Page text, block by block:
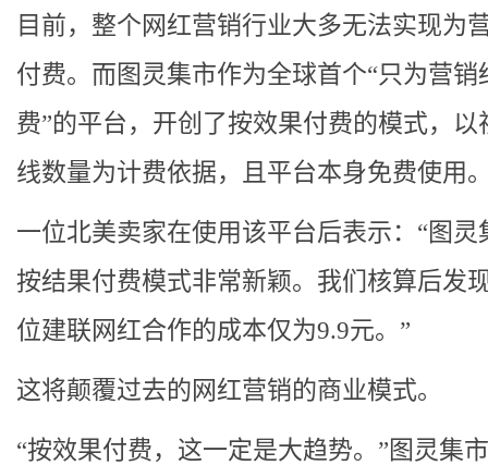
目前，整个网红营销行业大多无法实现为
付费。而图灵集市作为全球首个“只为营销
费”的平台，开创了按效果付费的模式，以
线数量为计费依据，且平台本身免费使用
一位北美卖家在使用该平台后表示：“图灵
按结果付费模式非常新颖。我们核算后发
位建联网红合作的成本仅为9.9元。”
这将颠覆过去的网红营销的商业模式。
“按效果付费，这一定是大趋势。”图灵集